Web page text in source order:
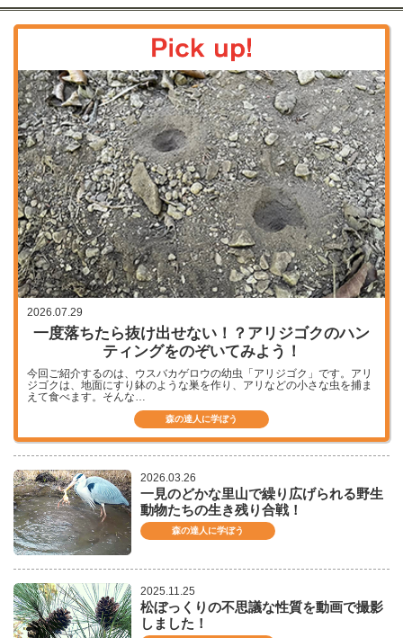
2026.07.29
一度落ちたら抜け出せない！？ アリジゴクのハン
ティングをのぞいてみよう！
今回ご紹介するのは、ウスバカゲロウの幼虫「アリジゴク」です。アリ
ジゴクは、地面にすり鉢のような巣を作り、アリなどの小さな虫を捕ま
えて食べます。そんな…
森の達人に学ぼう
2026.03.26
一見のどかな里山で繰り広げられる野生
動物たちの生き残り合戦！
森の達人に学ぼう
2025.11.25
松ぼっくりの不思議な性質を動画で撮影
しました！